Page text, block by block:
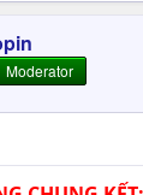
Moderator